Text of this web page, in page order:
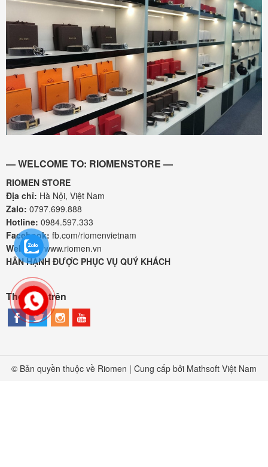
— WELCOME TO: RIOMENSTORE —
RIOMEN STORE
Địa chỉ: Hà Nội, Việt Nam
Zalo: 0797.699.888
Hotline: 0984.597.333
Facebook: fb.com/riomenvietnam
Website: www.riomen.vn
HÂN HẠNH ĐƯỢC PHỤC VỤ QUÝ KHÁCH
Theo dõi trên
© Bản quyền thuộc về Riomen | Cung cấp bởi Mathsoft Việt Nam